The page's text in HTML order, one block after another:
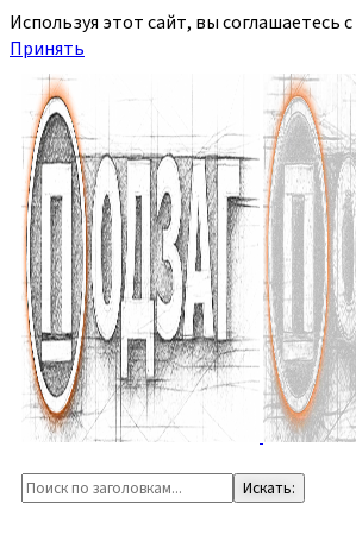
Используя этот сайт, вы соглашаетесь с
Принять